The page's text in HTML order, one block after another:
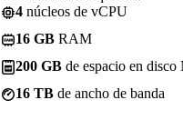
4 núcleos de vCPU
16 GB RAM
200 GB de espacio en
16 TB de ancho de banda